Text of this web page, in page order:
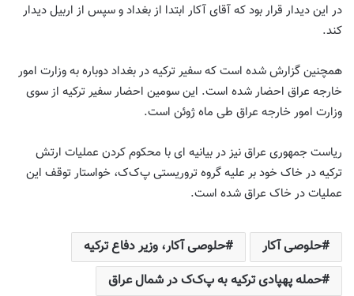
در این دیدار قرار بود که آقای آکار ابتدا از بغداد و سپس از اربیل دیدار
کند.
همچنین گزارش شده است که سفیر ترکیه در بغداد دوباره به وزارت امور
خارجه عراق احضار شده است. این سومین احضار سفیر ترکیه از سوی
وزارت امور خارجه عراق طی ماه ژوئن است.
ریاست جمهوری عراق نیز در بیانیه ای با محکوم کردن عملیات ارتش
ترکیه در خاک خود بر علیه گروه تروریستی پ‌ک‌ک، خواستار توقف این
عملیات در خاک عراق شده است.
حلوصی آکار
حلوصی آکار، وزیر دفاع ترکیه
حمله پهپادی ترکیه به پ‌ک‌ک در شمال عراق